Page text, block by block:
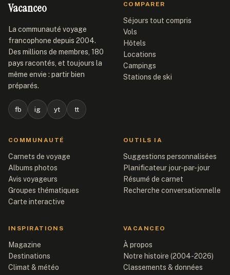
Vacanceo
La communauté voyage
francophone depuis 2004.
Des millions de membres, 180
pays racontés, et toujours la
même envie : partir bien
préparés.
fb ig yt tt
COMPARER
Séjours tout compris
Vols
Hôtels
Locations
Campings
Stations de ski
COMMUNAUTÉ
Carnets de voyage
Albums photos
Avis voyageurs
Groupes thématiques
Carte interactive
OUTILS IA
Suggestions personnalisées
Planificateur jour-par-jour
Résumé de carnet
Recherche conversationnelle
INSPIRATIONS
Magazine
Destinations
Climat & météo
VACANCEO
À propos
Notre histoire (2004-2026)
Classements & données